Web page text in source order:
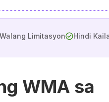
Limitasyon Hindi
WMA sa